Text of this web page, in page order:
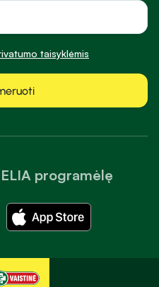
programėlę
taisyklėmis